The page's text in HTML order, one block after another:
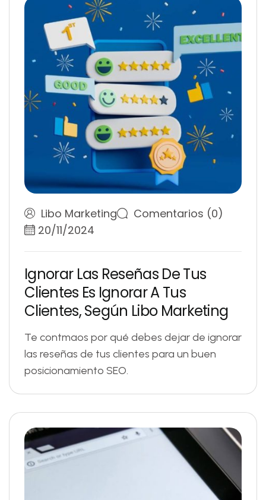
Libo Marketing
Comentarios (0)
20/11/2024
Ignorar Las Reseñas DeTus
Clientes Es IgnorarATus
Clientes,Según Libo Marketing
Te contmaos por qué debes dejar de ignorar
las reseñas de tus clientes para un buen
posicionamiento SEO.